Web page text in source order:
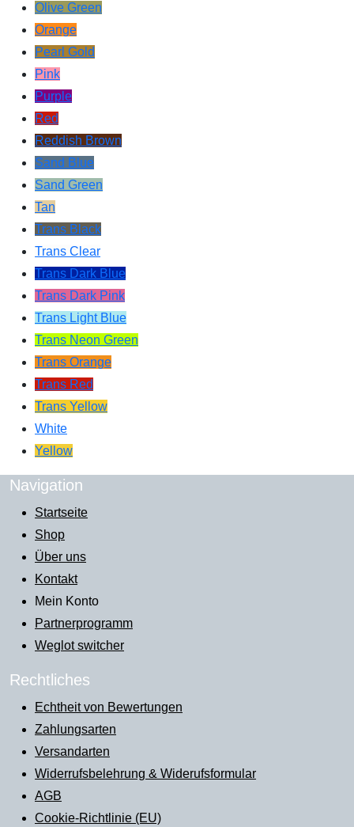
Olive Green
Orange
Pearl Gold
Pink
Purple
Red
Reddish Brown
Sand Blue
Sand Green
Tan
Trans Black
Trans Clear
Trans Dark Blue
Trans Dark Pink
Trans Light Blue
Trans Neon Green
Trans Orange
Trans Red
Trans Yellow
White
Yellow
Navigation
Startseite
Shop
Über uns
Kontakt
Mein Konto
Partnerprogramm
Weglot switcher
Rechtliches
Echtheit von Bewertungen
Zahlungsarten
Versandarten
Widerrufsbelehrung & Widerufsformular
AGB
Cookie-Richtlinie (EU)